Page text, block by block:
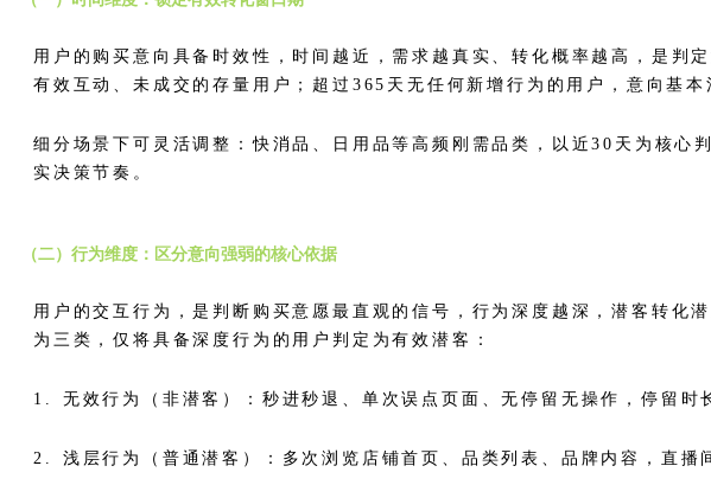
用户的购买意向具备时效性，时间越近，需求越真实、转化概率越高，是判
有效互动、未成交的存量用户；超过365天无任何新增行为的用户，意向基本
细分场景下可灵活调整：快消品、日用品等高频刚需品类，以近30天为核
实决策节奏。
（二）行为维度：区分意向强弱的核心依据
用户的交互行为，是判断购买意愿最直观的信号，行为深度越深，潜客转化
为三类，仅将具备深度行为的用户判定为有效潜客：
1. 无效行为（非潜客）：秒进秒退、单次误点页面、无停留无操作，停留时
2. 浅层行为（普通潜客）：多次浏览店铺首页、品类列表、品牌内容，直